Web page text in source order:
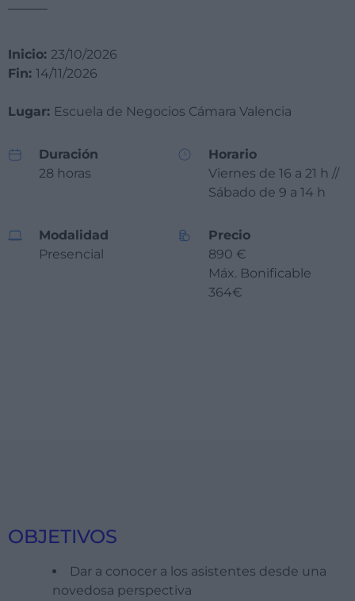
Inicio: 23/10/2026
Fin: 14/11/2026
Lugar: Escuela de Negocios Cámara Valencia
Duración
28 horas
Horario
Viernes de 16 a 21 h //
Sábado de 9 a 14 h
Modalidad
Presencial
Precio
890 €
Máx. Bonificable
364€
OBJETIVOS
Dar a conocer a los asistentes desde una
novedosa perspectiva